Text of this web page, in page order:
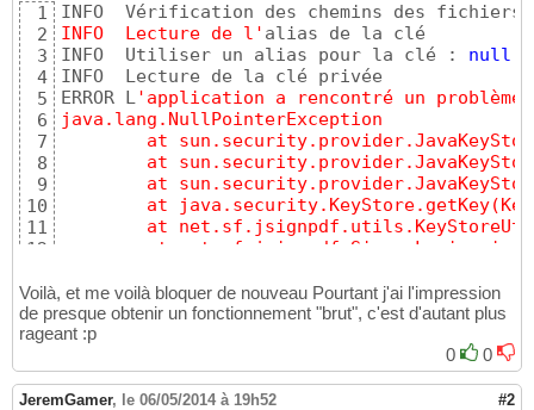
17
18
19
20
21
22
23
24
25
26
27
30
31
32
34
35
		WatchKey key = dir.register(watcher,
	    		StandardWatchEventKinds.ENTRY_CREATE);
		for (; {
		    try {
		        key = watcher.take();
		    }
		    for (WatchEvent<?> event: key.pollEvents()) {
1
2
3
4
5
6
7
8
9
10
11
12
14
INFO  Vérification des chemins des fichiers
INFO  Lecture de l' alias de la clé
INFO  Utiliser un alias pour la clé : null
INFO  Lecture de la clé privée
ERROR L'application a rencontré un problème.
java.lang.NullPointerException
at
at
at
at
at
at
INFO  Opération terminée. Echec de la
Voilà, et me voilà bloquer de nouveau Pourtant j'ai l'impression
de presque obtenir un fonctionnement "brut", c'est d'autant plus
rageant :p
0
0
JeremGamer, le 06/05/2014 à 19h52 #2